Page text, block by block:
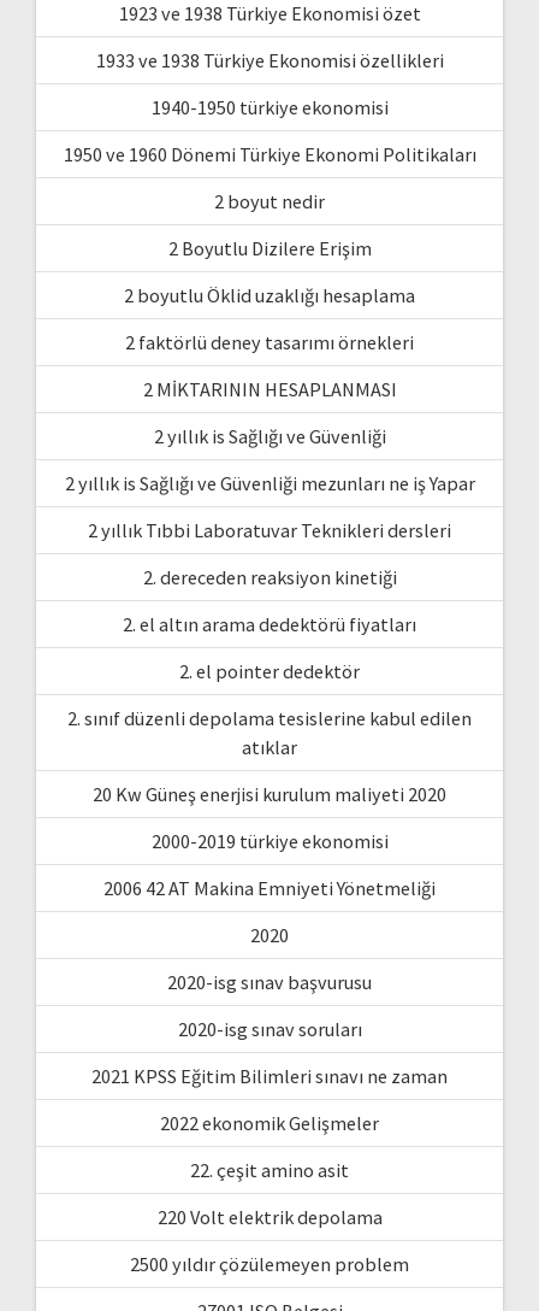
1923 ve 1938 Türkiye Ekonomisi özet
1933 ve 1938 Türkiye Ekonomisi özellikleri
1940-1950 türkiye ekonomisi
1950 ve 1960 Dönemi Türkiye Ekonomi Politikaları
2 boyut nedir
2 Boyutlu Dizilere Erişim
2 boyutlu Öklid uzaklığı hesaplama
2 faktörlü deney tasarımı örnekleri
2 MİKTARININ HESAPLANMASI
2 yıllık is Sağlığı ve Güvenliği
2 yıllık is Sağlığı ve Güvenliği mezunları ne iş Yapar
2 yıllık Tıbbi Laboratuvar Teknikleri dersleri
2. dereceden reaksiyon kinetiği
2. el altın arama dedektörü fiyatları
2. el pointer dedektör
2. sınıf düzenli depolama tesislerine kabul edilen
atıklar
20 Kw Güneş enerjisi kurulum maliyeti 2020
2000-2019 türkiye ekonomisi
2006 42 AT Makina Emniyeti Yönetmeliği
2020
2020-isg sınav başvurusu
2020-isg sınav soruları
2021 KPSS Eğitim Bilimleri sınavı ne zaman
2022 ekonomik Gelişmeler
22. çeşit amino asit
220 Volt elektrik depolama
2500 yıldır çözülemeyen problem